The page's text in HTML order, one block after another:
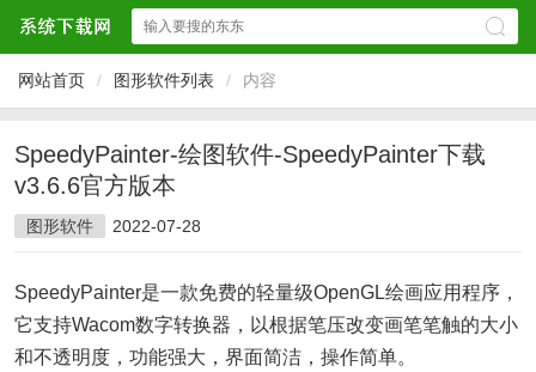
网站首页 / 图形软件列表 / 内容
SpeedyPainter-绘图软件-SpeedyPainter下载
v3.6.6官方版本
图形软件 2022-07-28
SpeedyPainter是一款免费的轻量级OpenGL绘画应用程序，
它支持Wacom数字转换器，以根据笔压改变画笔笔触的大小
和不透明度，功能强大，界面简洁，操作简单。